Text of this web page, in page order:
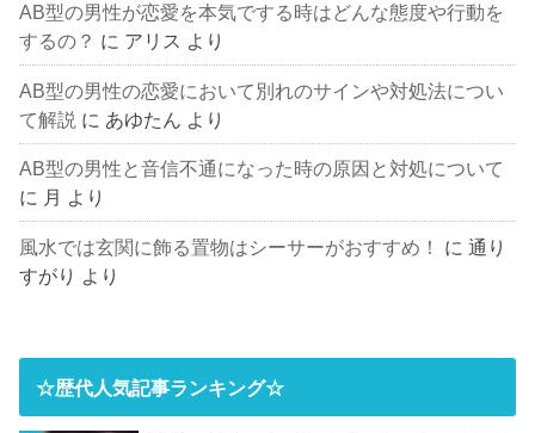
AB型の男性が恋愛を本気でする時はどんな態度や行動を
するの？ に アリス より
AB型の男性の恋愛において別れのサインや対処法につい
て解説 に あゆたん より
AB型の男性と音信不通になった時の原因と対処について
に 月 より
風水では玄関に飾る置物はシーサーがおすすめ！ に通り
すがり より
☆歴代人気記事ランキング☆